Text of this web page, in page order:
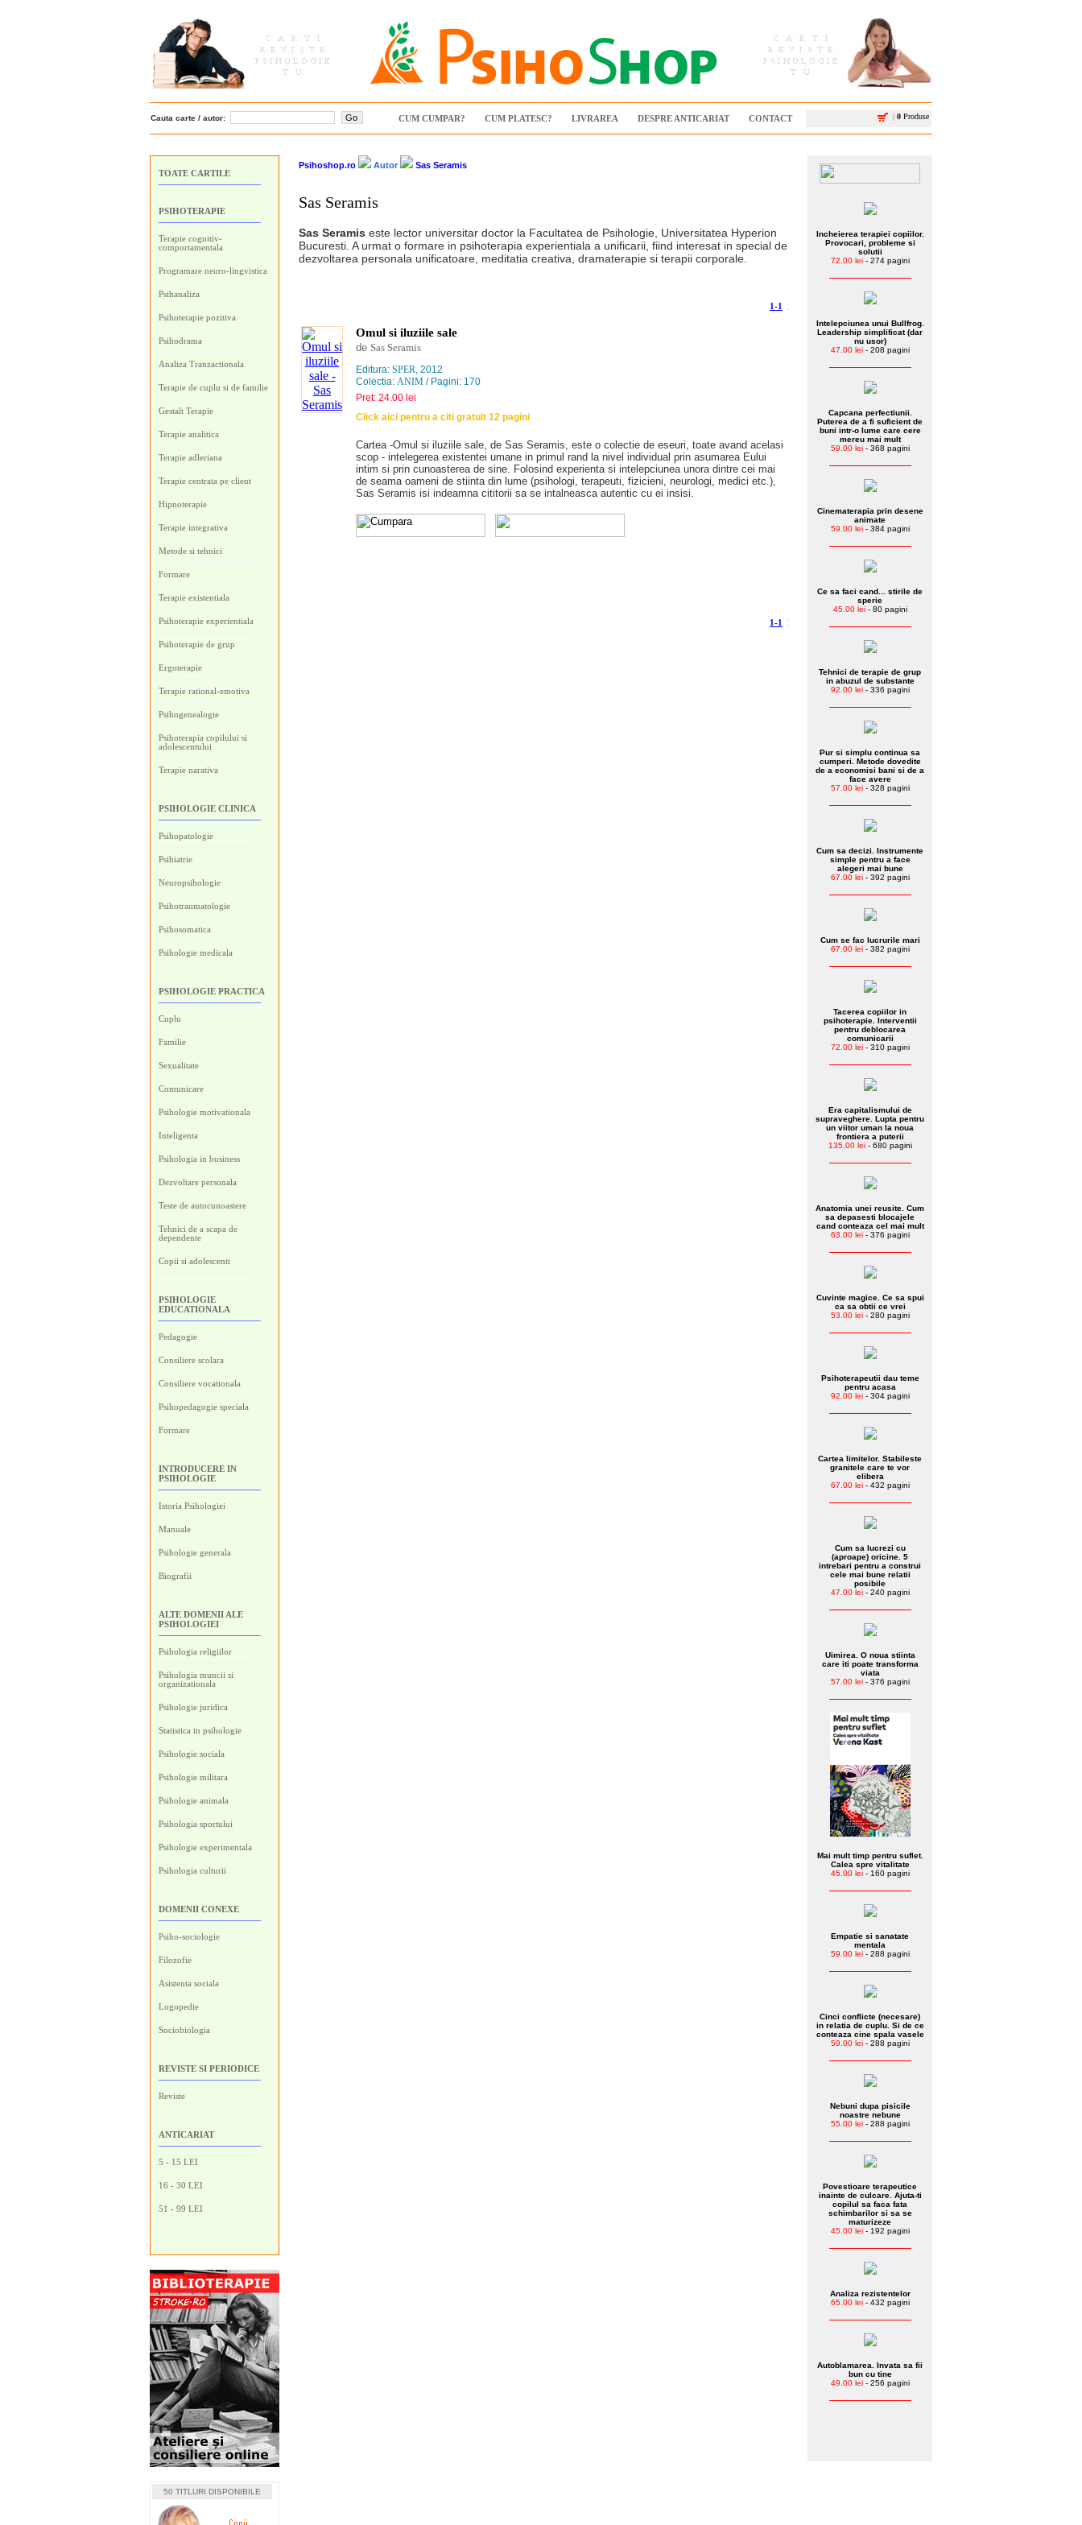
Cauta carte / autor: CUM CUMPAR? CUM PLATESC? LIVRAREA DESPRE ANTICARIAT CONTACT | 0 Produse
TOATE CARTILE
PSIHOTERAPIE
Terapie cognitiv-
comportamentala
Programare neuro-lingvistica
Psihanaliza
Psihoterapie pozitiva
Psihodrama
Analiza Tranzactionala
Terapie de cuplu si de familie
Gestalt Terapie
Terapie analitica
Terapie adleriana
Terapie centrata pe client
Hipnoterapie
Terapie integrativa
Metode si tehnici
Formare
Terapie existentiala
Psihoterapie experientiala
Psihoterapie de grup
Ergoterapie
Terapie rational-emotiva
Psihogenealogie
Psihoterapia copilului si
adolescentului
Terapie narativa
PSIHOLOGIE CLINICA
Psihopatologie
Psihiatrie
Neuropsihologie
Psihotraumatologie
Psihosomatica
Psihologie medicala
PSIHOLOGIE PRACTICA
Cuplu
Familie
Sexualitate
Comunicare
Psihologie motivationala
Inteligenta
Psihologia in business
Dezvoltare personala
Teste de autocunoastere
Tehnici de a scapa de
dependente
Copii si adolescenti
PSIHOLOGIE
EDUCATIONALA
Pedagogie
Consiliere scolara
Consiliere vocationala
Psihopedagogie speciala
Formare
INTRODUCERE IN
PSIHOLOGIE
Istoria Psihologiei
Manuale
Psihologie generala
Biografii
ALTE DOMENII ALE
PSIHOLOGIEI
Psihologia religiilor
Psihologia muncii si
organizationala
Psihologie juridica
Statistica in psihologie
Psihologie sociala
Psihologie militara
Psihologie animala
Psihologia sportului
Psihologie experimentala
Psihologia culturii
DOMENII CONEXE
Psiho-sociologie
Filozofie
Asistenta sociala
Logopedie
Sociobiologia
REVISTE SI PERIODICE
Reviste
ANTICARIAT
5 - 15 LEI
16 - 30 LEI
51 - 99 LEI
50 TITLURI DISPONIBILE
Psihoshop.ro Autor Sas Seramis
Sas Seramis
Sas Seramis este lector universitar doctor la Facultatea de Psihologie, Universitatea Hyperion
Bucuresti. A urmat o formare in psihoterapia experientiala a unificarii, fiind interesat in special de
dezvoltarea personala unificatoare, meditatia creativa, dramaterapie si terapii corporale.
1-1
Omul si iluziile sale
de Sas Seramis
Editura: SPER, 2012
Colectia: ANIM / Pagini: 170
Pret: 24.00 lei
Click aici pentru a citi gratuit 12 pagini
Cartea -Omul si iluziile sale, de Sas Seramis, este o colectie de eseuri, toate avand acelasi
scop - intelegerea existentei umane in primul rand la nivel individual prin asumarea Eului
intim si prin cunoasterea de sine. Folosind experienta si intelepciunea unora dintre cei mai
de seama oameni de stiinta din lume (psihologi, terapeuti, fizicieni, neurologi, medici etc.),
Sas Seramis isi indeamna cititorii sa se intalneasca autentic cu ei insisi.
1-1
Incheierea terapiei copiilor.
Provocari, probleme si
solutii
72.00 lei- 274 pagini
Intelepciunea unui Bullfrog.
Leadership simplificat (dar
nu usor)
47.00 lei- 208 pagini
Capcana perfectiunii.
Puterea de a fi suficient de
buni intr-o lume care cere
mereu mai mult
59.00 lei- 368 pagini
Cinematerapia prin desene
animate
59.00 lei- 384 pagini
Ce sa faci cand... stirile de
sperie
45.00 lei- 80 pagini
Tehnici de terapie de grup
in abuzul de substante
92.00 lei- 336 pagini
Pur si simplu continua sa
cumperi. Metode dovedite
de a economisi bani si de a
face avere
57.00 lei- 328 pagini
Cum sa decizi. Instrumente
simple pentru a face
alegeri mai bune
67.00 lei- 392 pagini
Cum se fac lucrurile mari
67.00 lei- 382 pagini
Tacerea copiilor in
psihoterapie. Interventii
pentru deblocarea
comunicarii
72.00 lei- 310 pagini
Era capitalismului de
supraveghere. Lupta pentru
un viitor uman la noua
frontiera a puterii
135.00 lei- 680 pagini
Anatomia unei reusite. Cum
sa depasesti blocajele
cand conteaza cel mai mult
63.00 lei- 376 pagini
Cuvinte magice. Ce sa spui
ca sa obtii ce vrei
53.00 lei- 280 pagini
Psihoterapeutii dau teme
pentru acasa
92.00 lei- 304 pagini
Cartea limitelor. Stabileste
granitele care te vor
elibera
67.00 lei- 432 pagini
Cum sa lucrezi cu
(aproape) oricine. 5
intrebari pentru a construi
cele mai bune relatii
posibile
47.00 lei- 240 pagini
Uimirea. O noua stiinta
care iti poate transforma
viata
57.00 lei- 376 pagini
Mai mult timp pentru suflet.
Calea spre vitalitate
45.00 lei- 160 pagini
Empatie si sanatate
mentala
59.00 lei- 288 pagini
Cinci conflicte (necesare)
in relatia de cuplu. Si de ce
conteaza cine spala vasele
59.00 lei- 288 pagini
Nebuni dupa pisicile
noastre nebune
55.00 lei- 288 pagini
Povestioare terapeutice
inainte de culcare. Ajuta-ti
copilul sa faca fata
schimbarilor si sa se
maturizeze
45.00 lei- 192 pagini
Analiza rezistentelor
65.00 lei- 432 pagini
Autoblamarea. Invata sa fii
bun cu tine
49.00 lei- 256 pagini